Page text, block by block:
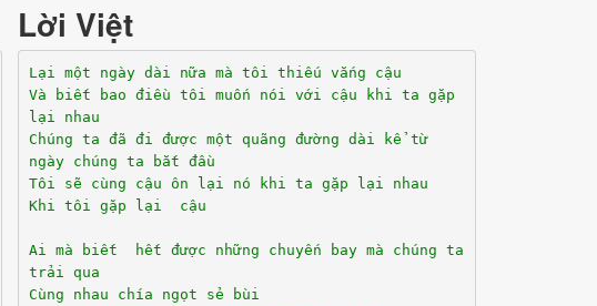
Lời Việt
Lại một ngày dài nữa mà tôi thiếu vắng cậu
Và biết bao điều tôi muốn nói với cậu khi ta gặp
lại nhau
Chúng ta đã đi được một quãng đường dài kể từ
ngày chúng ta bắt đầu
Tôi sẽ cùng cậu ôn lại nó khi ta gặp lại nhau
Khi tôi gặp lại cậu
Ai mà biết hết được những chuyến bay mà chúng ta
trải qua
Cùng nhau chía ngọt sẻ bùi